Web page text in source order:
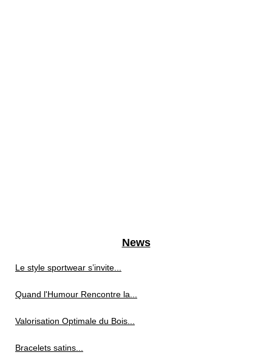
News
Le style sportwear s’invite...
Quand l'Humour Rencontre la...
Valorisation Optimale du Bois...
Bracelets satins...